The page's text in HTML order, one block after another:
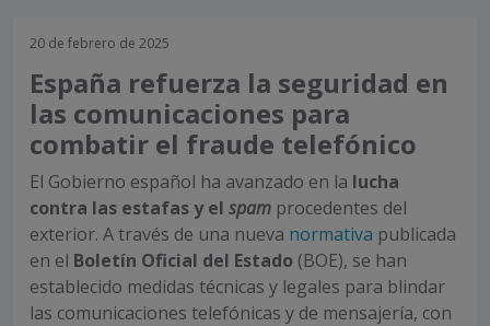
20 de febrero de 2025
España refuerza la seguridad en
las comunicaciones para
combatir el fraude telefónico
El Gobierno español ha avanzado en la lucha
contra las estafas y el spam procedentes del
exterior. A través de una nueva normativa publicada
en el Boletín Oficial del Estado (BOE), se han
establecido medidas técnicas y legales para blindar
las comunicaciones telefónicas y de mensajería, con